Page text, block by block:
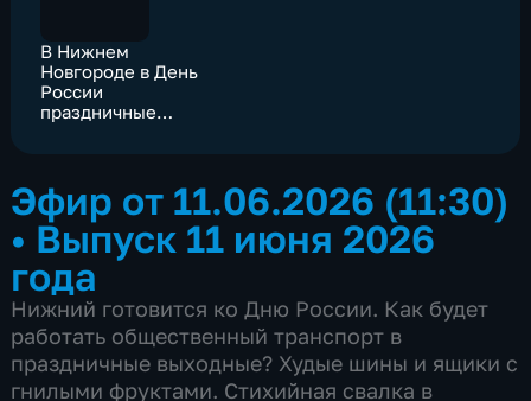
В Нижнем
Новгороде в День
России
праздничные
Эфир от 11.06.2026 (11:30)
• Выпуск 11 июня 2026
года
Нижний готовится ко Дню России. Как будет
работать общественный транспорт в
праздничные выходные? Худые шины и ящики с
гнилыми фруктами. Стихийная свалка в